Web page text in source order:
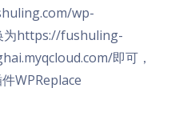
wp-
为https://fushuling-
即可，
WPReplace